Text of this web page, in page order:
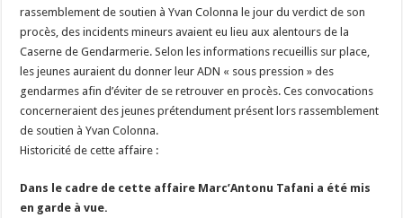
rassemblement de soutien à Yvan Colonna le jour du verdict de son
procès, des incidents mineurs avaient eu lieu aux alentours de la
Caserne de Gendarmerie. Selon les informations recueillis sur place,
les jeunes auraient du donner leur ADN « sous pression » des
gendarmes afin d’éviter de se retrouver en procès. Ces convocations
concerneraient des jeunes prétendument présent lors rassemblement
de soutien à Yvan Colonna.
Historicité de cette affaire :
Dans le cadre de cette affaire Marc’Antonu Tafani a été mis
en garde à vue.